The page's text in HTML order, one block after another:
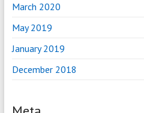
March 2020
May 2019
January 2019
December 2018